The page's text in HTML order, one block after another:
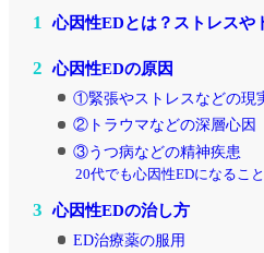
1 心因性EDとは？ストレスや
2 心因性EDの原因
①緊張やストレスなどの現
②トラウマなどの深層心因
③うつ病などの精神疾患
20代でも心因性EDになるこ
3 心因性EDの治し方
ED治療薬の服用